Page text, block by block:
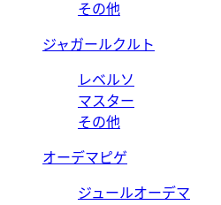
その他
ジャガールクルト
レベルソ
マスター
その他
オーデマピゲ
ジュールオーデマ